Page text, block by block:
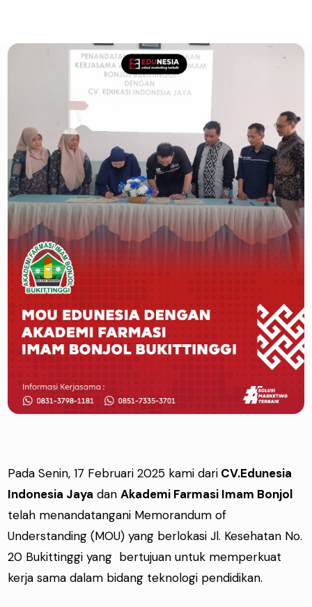
Pada Senin, 17 Februari 2025 kami dari CV.Edunesia
Indonesia Jaya danAkademi Farmasi Imam Bonjol
telah menandatangani Memorandum of
Understanding (MOU) yang berlokasi Jl. Kesehatan No.
20 Bukittinggi yang bertujuan untuk memperkuat
kerja sama dalam bidang teknologi pendidikan.